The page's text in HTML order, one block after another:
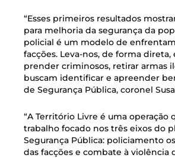
“Esses primeiros resultados
para melhoria da segurança da
policial é um modelo de
facções. Leva-nos, de forma
prender criminosos, retirar armas
buscam identificar e apreender
de Segurança Pública, coronel
“A Território Livre é uma
trabalho focado nos três eixos do
Segurança Pública: policiamento
das facções e combate à violência